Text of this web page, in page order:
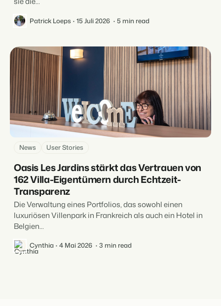
Patrick Loeps 15 Juli 2026 5 min read
News User Stories
Oasis Les Jardins stärkt das Vertrauen von
162 Villa-Eigentümern durch Echtzeit-
Transparenz
Die Verwaltung eines Portfolios, das sowohl einen
luxuriösen Villenpark in Frankreich als auch ein Hotel in
Belgien...
Cynthia 4 Mai 2026 3 min read